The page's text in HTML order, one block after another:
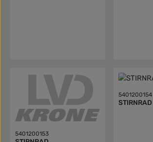
5401200153
5401200154
STIRNRAD